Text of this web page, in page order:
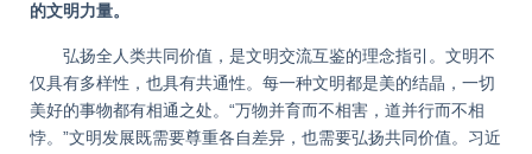
的文明力量。
弘扬全人类共同价值，是文明交流互鉴的理念指引。文明不
仅具有多样性，也具有共通性。每一种文明都是美的结晶，一切
美好的事物都有相通之处。“万物并育而不相害，道并行而不相
悖。”文明发展既需要尊重各自差异，也需要弘扬共同价值。习近